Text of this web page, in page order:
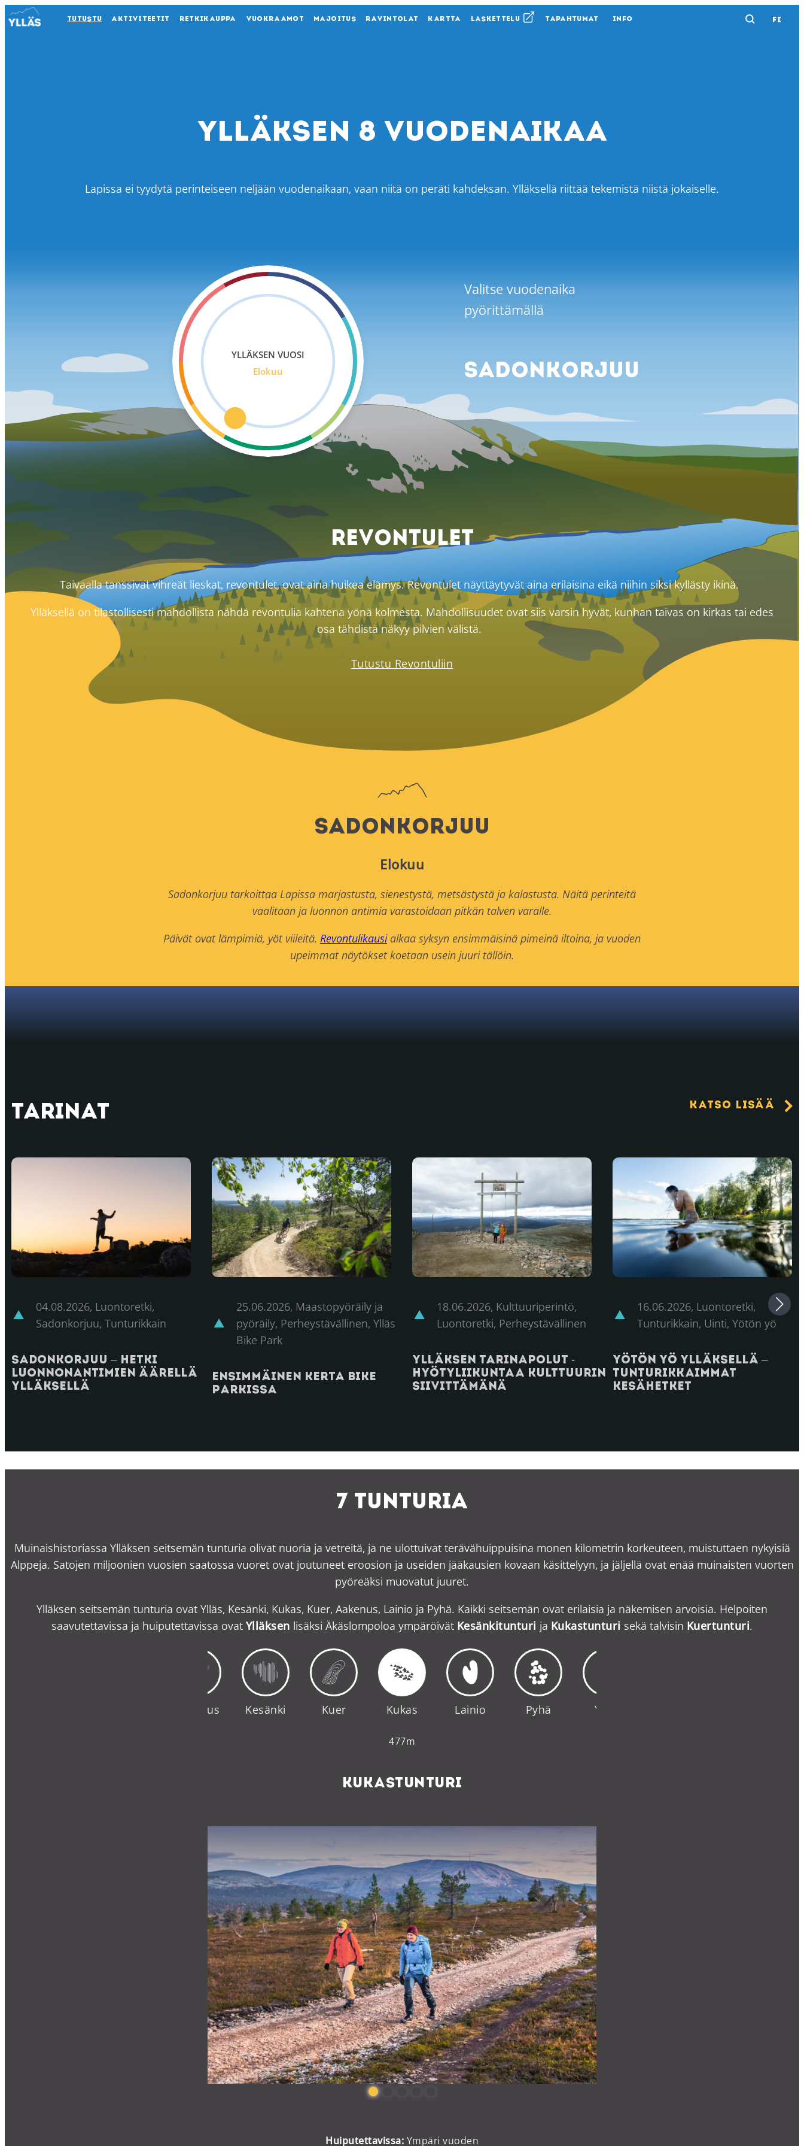
TUTUSTU AKTIVITEETIT RETKIKAUPPA VUOKRAAMOT MAJOITUS RAVINTOLAT KARTTA LASKETTELU TAPAHTUMAT INFO Avaa
FI
Ylläksen 8 vuodenaikaa
Lapissa ei tyydytä perinteiseen neljään vuodenaikaan, vaan niitä on peräti kahdeksan. Ylläksellä riittää tekemistä niistä jokaiselle.
YLLÄKSEN VUOSI
Elokuu
Valitse vuodenaika
pyörittämällä
SADONKORJUU
Sadonkorjuu
Elokuu
Sadonkorjuu tarkoittaa Lapissa marjastusta, sienestystä, metsästystä ja kalastusta. Näitä perinteitä
vaalitaan ja luonnon antimia varastoidaan pitkän talven varalle.
Päivät ovat lämpimiä, yöt viileitä. Revontulikausialkaa syksyn ensimmäisinä pimeinä iltoina, ja vuoden
upeimmat näytökset koetaan usein juuri tällöin.
Revontulet
Taivaalla tanssivat vihreät lieskat, revontulet, ovat aina huikea elämys. Revontulet näyttäytyvät aina erilaisina eikä niihin siksi kyllästy ikinä.
Ylläksellä on tilastollisesti mahdollista nähdä revontulia kahtena yönä kolmesta. Mahdollisuudet ovat siis varsin hyvät, kunhan taivas on kirkas tai edes
osa tähdistä näkyy pilvien välistä.
Tutustu Revontuliin
Tarinat Katso lisää
Sadonkorjuu – hetki luonnonantimien äärellä Ylläksellä
04.08.2026, Luontoretki,
Sadonkorjuu, Tunturikkain
Sadonkorjuu – hetki
luonnonantimien äärellä
Ylläksellä
Ensimmäinen kerta Bike Parkissa
25.06.2026, Maastopyöräily ja
pyöräily, Perheystävällinen, Ylläs
Bike Park
Ensimmäinen kerta Bike
Parkissa
Ylläksen tarinapolut -Hyötyliikuntaa kulttuurin siivittämänä
18.06.2026, Kulttuuriperintö,
Luontoretki, Perheystävällinen
Ylläksen tarinapolut -
Hyötyliikuntaa kulttuurin
siivittämänä
Yötön yö Ylläksellä – tunturikkaimmat
16.06.2026, Luontoretki,
Tunturikkain, Uinti, Yötön yö
Yötön yö Ylläksellä –
tunturikkaimmat
kesähetket
7 tunturia
Muinaishistoriassa Ylläksen seitsemän tunturia olivat nuoria ja vetreitä, ja ne ulottuivat terävähuippuisina monen kilometrin korkeuteen, muistuttaen nykyisiä
Alppeja. Satojen miljoonien vuosien saatossa vuoret ovat joutuneet eroosion ja useiden jääkausien kovaan käsittelyyn, ja jäljellä ovat enää muinaisten vuorten
pyöreäksi muovatut juuret.
Ylläksen seitsemän tunturia ovat Ylläs, Kesänki, Kukas, Kuer, Aakenus, Lainio ja Pyhä. Kaikki seitsemän ovat erilaisia ja näkemisen arvoisia. Helpoiten
saavutettavissa ja huiputettavissa ovat Ylläksen lisäksi Äkäslompoloa ympäröivät Kesänkitunturi ja Kukastunturi sekä talvisin Kuertunturi.
Aakenus Kesänki Kuer Kukas Lainio Pyhä Ylläs
477m
KUKASTUNTURI
Huiputettavissa: Ympäri vuoden